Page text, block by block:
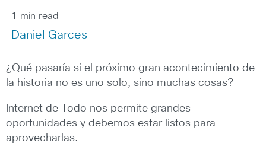
1 min read
Daniel Garces
¿Qué pasaría si el próximo gran acontecimiento de
la historia no es uno solo, sino muchas cosas?
Internet de Todo nos permite grandes
oportunidades y debemos estar listos para
aprovecharlas.